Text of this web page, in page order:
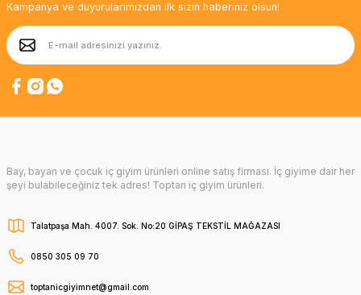
Kampanya ve duyurularımızdan ilk sizin haberiniz olsun!
Bay, bayan ve çocuk iç giyim ürünleri online satış firması. İç giyime dair her
şeyi bulabileceğiniz tek adres! Toptan iç giyim ürünleri.
Talatpaşa Mah. 4007. Sok. No:20 GİPAŞ TEKSTİL MAĞAZASI
0850 305 09 70
toptanicgiyimnet@gmail.com